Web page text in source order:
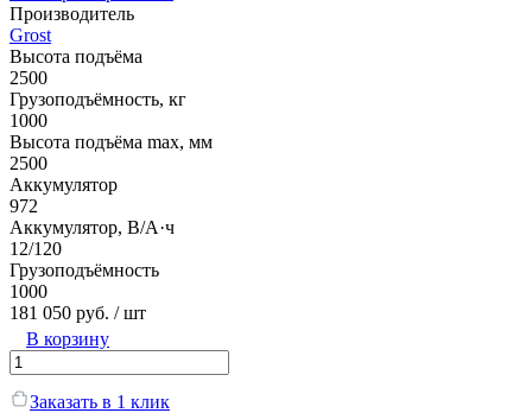
Производитель
Grost
Высота подъёма
2500
Грузоподъёмность, кг
1000
Высота подъёма max, мм
2500
Аккумулятор
972
Аккумулятор, В/А·ч
12/120
Грузоподъёмность
1000
181 050 руб. / шт
В корзину
Заказать в 1 клик